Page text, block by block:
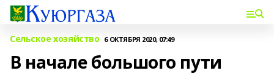
Сельское хозяйство 6 ОКТЯБРЯ 2020, 07:49
В начале большого пути